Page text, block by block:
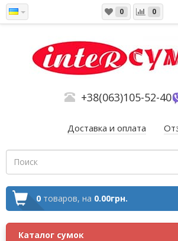
0 0
+38(063)105-52-40
Доставка и оплата
0 товаров, на 0.00грн.
Каталог сумок